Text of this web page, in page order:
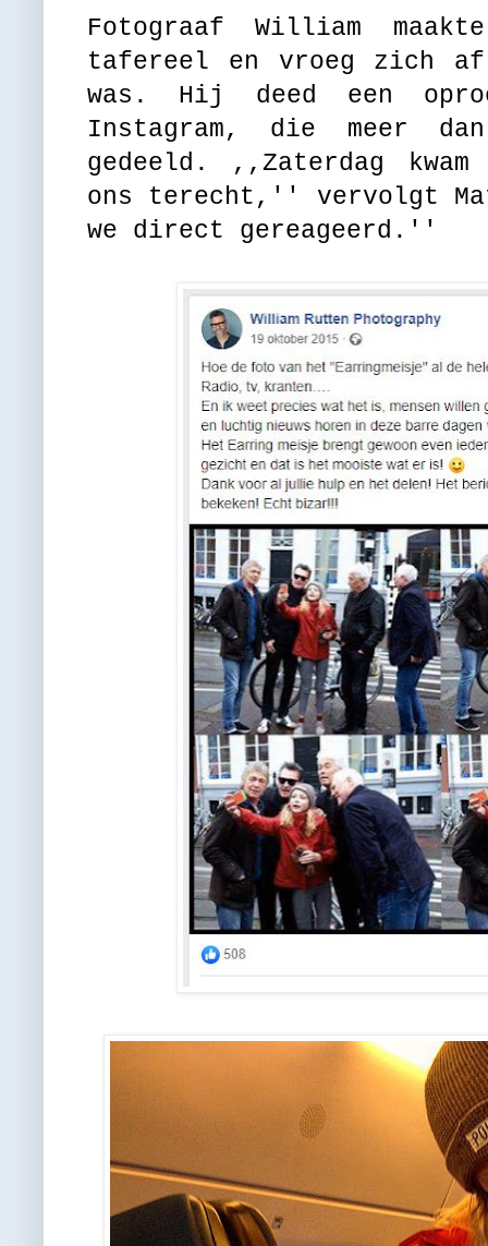
Fotograaf William
tafereel en vroeg zich
was. Hij deed een
Instagram, die meer
gedeeld. ,,Zaterdag
ons terecht,'' vervolgt
we direct gereageerd.''